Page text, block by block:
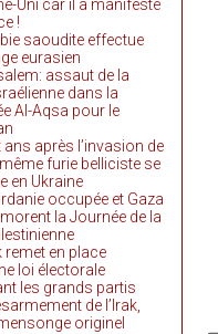
Uni car il a manifesté
!
saoudite effectue
eurasien
assaut de la
dans la
Al-Aqsa pour le
ans après l’invasion de
même furie belliciste se
en Ukraine
occupée et Gaza
la Journée de la
remet en place
loi électorale
les grands partis
de l’Irak,
originel